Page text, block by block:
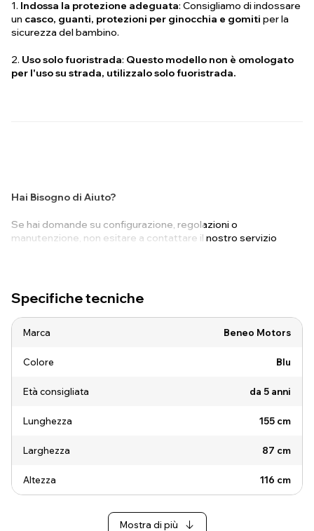
1. Indossa la protezione adeguata: Consigliamo di indossare
un casco, guanti, protezioni per ginocchia e gomiti per la
sicurezza del bambino.
2. Uso solo fuoristrada: Questo modello non è omologato
per l'uso su strada, utilizzalo solo fuoristrada.
Hai Bisogno di Aiuto?
Se hai domande su configurazione, regolazioni o
manutenzione, non esitare a contattare il nostro servizio
Specifiche tecniche
Marca Beneo Motors
Colore Blu
Età consigliata da 5 anni
Lunghezza 155 cm
Larghezza 87 cm
Altezza 116 cm
Mostra di più